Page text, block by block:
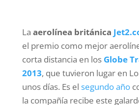
La aerolínea británica
el premio como mejor
corta distancia en los Globe
2013, que tuvieron lugar en
unos días. Es el segundo año
la compañía recibe este